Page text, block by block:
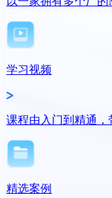
学习视频
课程由入门到精通，
精选案例